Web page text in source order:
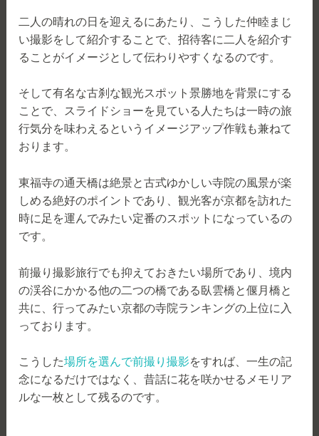
二人の晴れの日を迎えるにあたり、こうした仲睦まじ
い撮影をして紹介することで、招待客に二人を紹介す
ることがイメージとして伝わりやすくなるのです。
そして有名な古刹な観光スポット景勝地を背景にする
ことで、スライドショーを見ている人たちは一時の旅
行気分を味わえるというイメージアップ作戦も兼ねて
おります。
東福寺の通天橋は絶景と古式ゆかしい寺院の風景が楽
しめる絶好のポイントであり、観光客が京都を訪れた
時に足を運んでみたい定番のスポットになっているの
です。
前撮り撮影旅行でも抑えておきたい場所であり、境内
の渓谷にかかる他の二つの橋である臥雲橋と偃月橋と
共に、行ってみたい京都の寺院ランキングの上位に入
っております。
こうした場所を選んで前撮り撮影をすれば、一生の記
念になるだけではなく、昔話に花を咲かせるメモリア
ルな一枚として残るのです。